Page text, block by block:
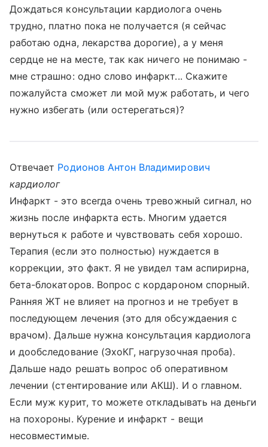
Дождаться консультации кардиолога очень
трудно, платно пока не получается (я сейчас
работаю одна, лекарства дорогие), а у меня
сердце не на месте, так как ничего не понимаю -
мне страшно: одно слово инфаркт... Скажите
пожалуйста сможет ли мой муж работать, и чего
нужно избегать (или остерегаться)?
Отвечает Родионов Антон Владимирович
кардиолог
Инфаркт - это всегда очень тревожный сигнал, но
жизнь после инфаркта есть. Многим удается
вернуться к работе и чувствовать себя хорошо.
Терапия (если это полностью) нуждается в
коррекции, это факт. Я не увидел там аспирирна,
бета-блокаторов. Вопрос с кордароном спорный.
Ранняя ЖТ не влияет на прогноз и не требует в
последующем лечения (это для обсуждаения с
врачом). Дальше нужна консультация кардиолога
и дообследование (ЭхоКГ, нагрузочная проба).
Дальше надо решать вопрос об оперативном
лечении (стентирование или АКШ). И о главном.
Если муж курит, то можете откладывать на деньги
на похороны. Курение и инфаркт - вещи
несовместимые.